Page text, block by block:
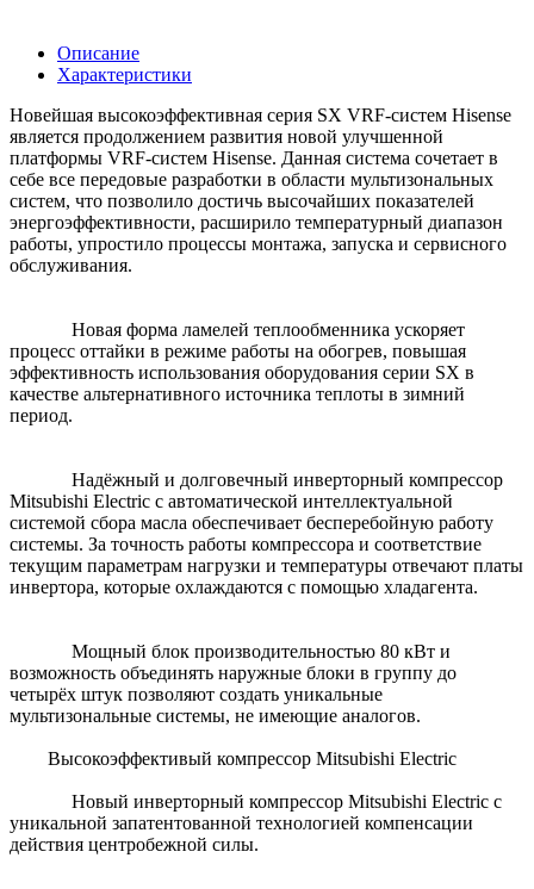
Описание
Характеристики
Новейшая высокоэффективная серия SX VRF-систем Hisense
является продолжением развития новой улучшенной
платформы VRF-систем Hisense. Данная система сочетает в
себе все передовые разработки в области мультизональных
систем, что позволило достичь высочайших показателей
энергоэффективности, расширило температурный диапазон
работы, упростило процессы монтажа, запуска и сервисного
обслуживания.
Новая форма ламелей теплообменника ускоряет
процесс оттайки в режиме работы на обогрев, повышая
эффективность использования оборудования серии SX в
качестве альтернативного источника теплоты в зимний
период.
Надёжный и долговечный инверторный компрессор
Mitsubishi Electric с автоматической интеллектуальной
системой сбора масла обеспечивает бесперебойную работу
системы. За точность работы компрессора и соответствие
текущим параметрам нагрузки и температуры отвечают платы
инвертора, которые охлаждаются с помощью хладагента.
Мощный блок производительностью 80 кВт и
возможность объединять наружные блоки в группу до
четырёх штук позволяют создать уникальные
мультизональные системы, не имеющие аналогов.
Высокоэффективый компрессор Mitsubishi Electric
Новый инверторный компрессор Mitsubishi Electric c
уникальной запатентованной технологией компенсации
действия центробежной силы.